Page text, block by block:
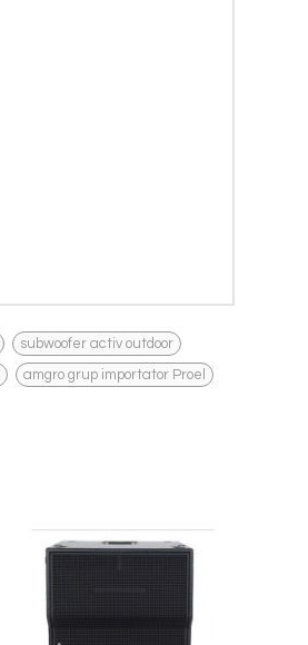
subwoofer activ outdoor
amgro grup importator Proel